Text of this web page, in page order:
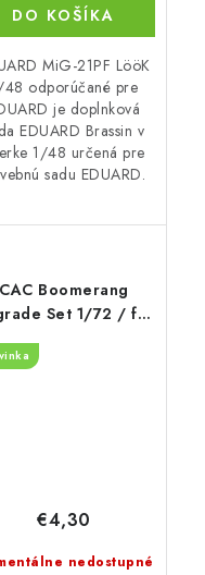
DO KOŠÍKA
MiG-21PF LööK
48 odporúčané pre
je doplnková
EDUARD Brassin v
1/48 určená pre
sadu EDUARD.
CAC Boomerang
Set 1/72 / for
Hobby kits
nedostupné
€4,30